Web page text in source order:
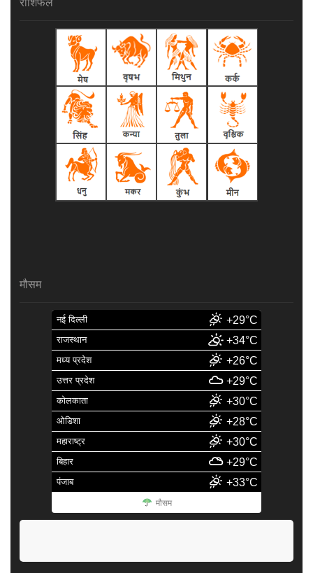
मौसम
नई दिल्ली +29°C
राजस्थान +34°C
मध्य प्रदेश +26°C
उत्तर प्रदेश +29°C
कोलकाता +30°C
ओडिशा +28°C
महाराष्ट्र +30°C
बिहार +29°C
पंजाब +33°C
मौसम